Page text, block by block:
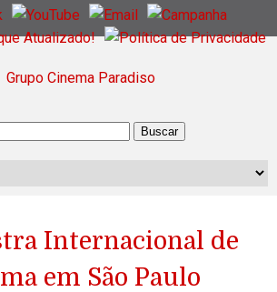
Internacional de
em São Paulo